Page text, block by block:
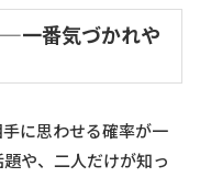
一番気づかれや
に思わせる確率が一
や、二人だけが知っ